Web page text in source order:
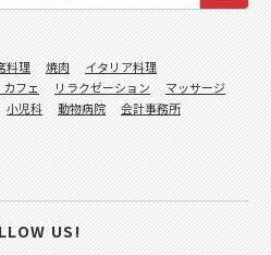
料理 焼肉
イタリア料理
フェ リラクゼーション
マッサージ
小児科 動物病院
会計事務所
US!